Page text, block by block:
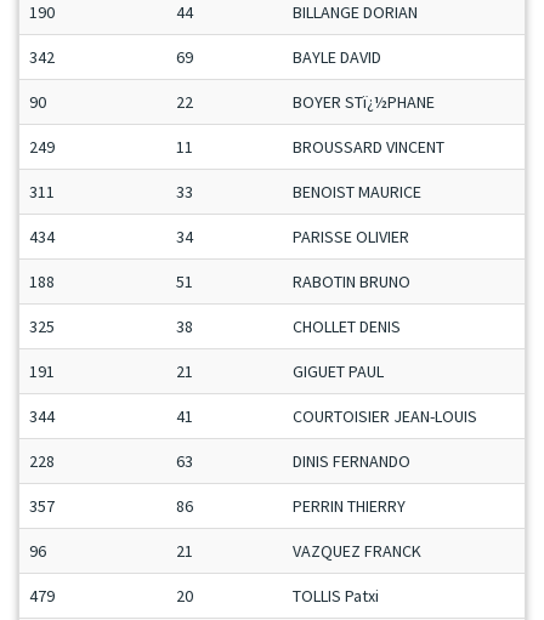
190 44 BILLANGE DORIAN
342 69 BAYLE DAVID
90 22 BOYER STï¿½PHANE
249 11 BROUSSARD VINCENT
311 33 BENOIST MAURICE
434 34 PARISSE OLIVIER
188 51 RABOTIN BRUNO
325 38 CHOLLET DENIS
191 21 GIGUET PAUL
344 41 COURTOISIER JEAN-LOUIS
228 63 DINIS FERNANDO
357 86 PERRIN THIERRY
96 21 VAZQUEZ FRANCK
479 20 TOLLIS Patxi